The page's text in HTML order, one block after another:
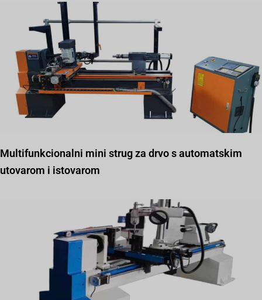
Multifunkcionalni mini strug za drvo s automatskim
utovarom i istovarom